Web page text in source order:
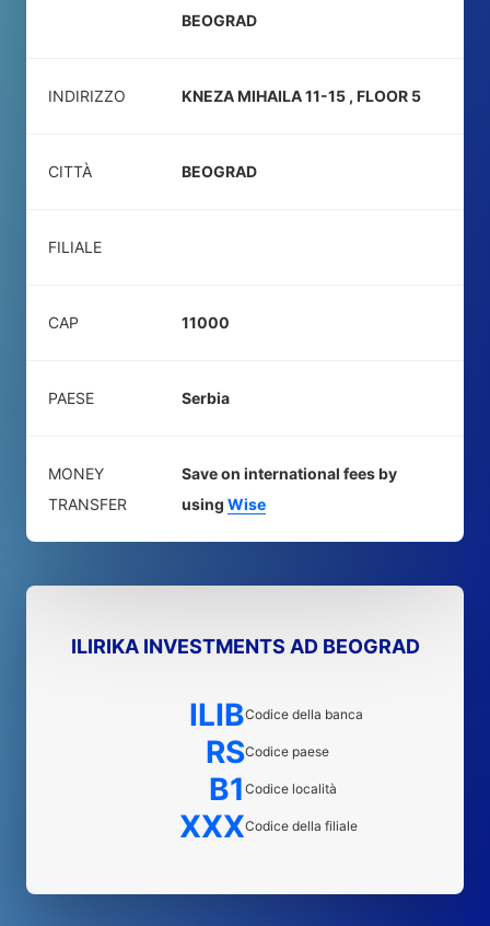
BEOGRAD
INDIRIZZO KNEZA MIHAILA 11-15 , FLOOR 5
CITTÀ BEOGRAD
FILIALE
CAP 11000
PAESE Serbia
MONEY
TRANSFER
Save on international fees by
using Wise
ILIRIKA INVESTMENTS AD BEOGRAD
ILIBCodice della banca
RSCodice paese
B1 Codice località
XXXCodice della filiale